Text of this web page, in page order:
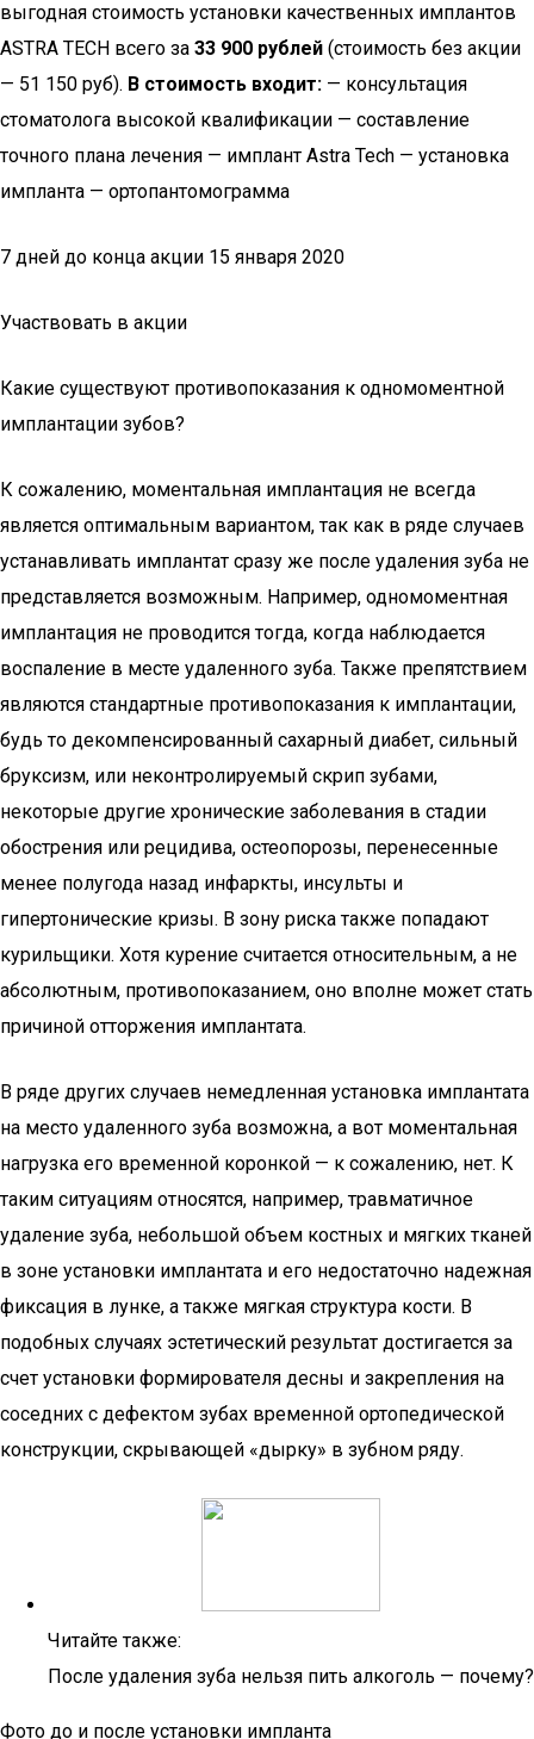
выгодная стоимость установки качественных имплантов
ASTRA TECH всего за 33 900 рублей (стоимость без акции
— 51 150 руб). В стоимость входит: — консультация
стоматолога высокой квалификации — составление
точного плана лечения — имплант Astra Tech — установка
импланта — ортопантомограмма
7 дней до конца акции 15 января 2020
Участвовать в акции
Какие существуют противопоказания к одномоментной
имплантации зубов?
К сожалению, моментальная имплантация не всегда
является оптимальным вариантом, так как в ряде случаев
устанавливать имплантат сразу же после удаления зуба не
представляется возможным. Например, одномоментная
имплантация не проводится тогда, когда наблюдается
воспаление в месте удаленного зуба. Также препятствием
являются стандартные противопоказания к имплантации,
будь то декомпенсированный сахарный диабет, сильный
бруксизм, или неконтролируемый скрип зубами,
некоторые другие хронические заболевания в стадии
обострения или рецидива, остеопорозы, перенесенные
менее полугода назад инфаркты, инсульты и
гипертонические кризы. В зону риска также попадают
курильщики. Хотя курение считается относительным, а не
абсолютным, противопоказанием, оно вполне может стать
причиной отторжения имплантата.
В ряде других случаев немедленная установка имплантата
на место удаленного зуба возможна, а вот моментальная
нагрузка его временной коронкой — к сожалению, нет. К
таким ситуациям относятся, например, травматичное
удаление зуба, небольшой объем костных и мягких тканей
в зоне установки имплантата и его недостаточно надежная
фиксация в лунке, а также мягкая структура кости. В
подобных случаях эстетический результат достигается за
счет установки формирователя десны и закрепления на
соседних с дефектом зубах временной ортопедической
конструкции, скрывающей «дырку» в зубном ряду.
Читайте также:
После удаления зуба нельзя пить алкоголь — почему?
Фото до и после установки импланта